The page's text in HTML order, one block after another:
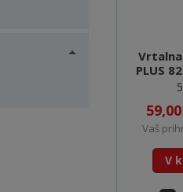
Vrtalna
PLUS 82mm
Vaš
V